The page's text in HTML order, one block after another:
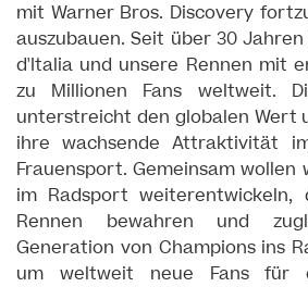
mit Warner Bros. Discovery
auszubauen. Seit über 30
d'Italia und unsere Rennen mit
zu Millionen Fans weltweit.
unterstreicht den globalen Wert
ihre wachsende Attraktivität
Frauensport. Gemeinsam
im Radsport weiterentwickeln,
Rennen bewahren und
Generation von Champions ins
um weltweit neue Fans für